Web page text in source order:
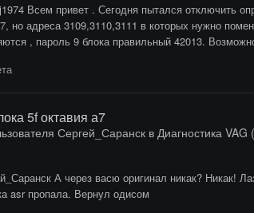
Всем привет . Сегодня пытался отключить
но адреса 3109,3110,3111 в которых нужно
, пароль 9 блока правильный 42013.
5f октавия а7
Сергей_Саранскв Диагностика
А через васю оригинал никак? Никак!
asr пропала. Вернул одисом